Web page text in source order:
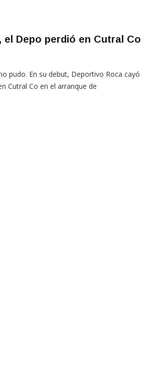
el Depo perdió en Cutral Co
pudo. En su debut, Deportivo Roca cayó
Cutral Co en el arranque de